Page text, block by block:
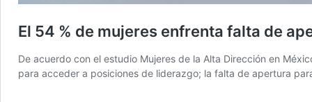
El 54 % de mujeres enfrenta falta de
De acuerdo con el estudio Mujeres de la Alta Dirección en
para acceder a posiciones de liderazgo; la falta de apertura